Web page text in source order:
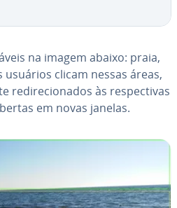
na imagem abaixo: praia,
usuários clicam nessas áreas,
re­di­re­ci­o­na­dos às res­pec­ti­vas
em novas janelas.